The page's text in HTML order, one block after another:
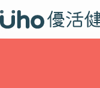
漸凍不孤單 愛不沾